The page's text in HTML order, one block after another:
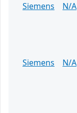
Siemens
N/A
Siemens
N/A